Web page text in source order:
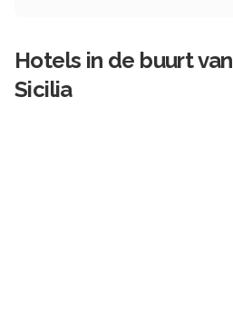
Hotels in de buurt van
Sicilia